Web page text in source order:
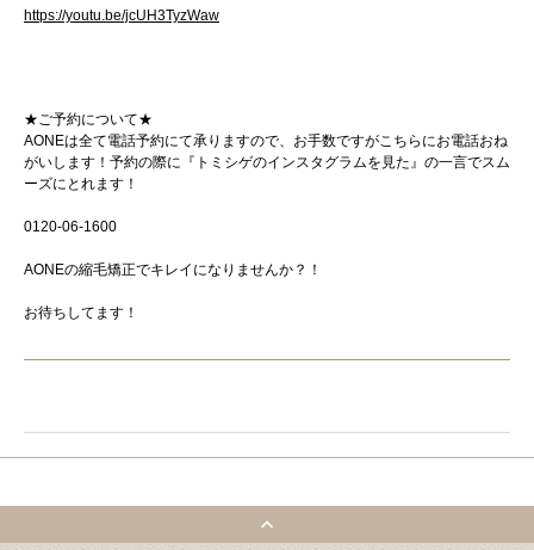
https://youtu.be/jcUH3TyzWaw
★ご予約について★
AONEは全て電話予約にて承りますので、お手数ですがこちらにお電話おね
がいします！予約の際に『トミシゲのインスタグラムを見た』の一言でスム
ーズにとれます！
0120-06-1600
AONEの縮毛矯正でキレイになりませんか？！
お待ちしてます！